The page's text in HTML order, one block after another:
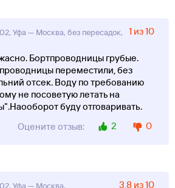
Уфа — Москва, без пересадок,
1 из 10
Бортпроводницы грубые.
переместили, без
отсек. Воду по требованию
не посоветую летать на
буду отговаривать.
Оцените отзыв:
2 0
Уфа — Москва,
3,8 из 10